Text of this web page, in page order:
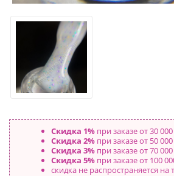
Скидка 1%при заказе от 30
Скидка 2%при заказе от 50
Скидка 3%при заказе от 70
Скидка 5%при заказе от 100
скидка не распространяется